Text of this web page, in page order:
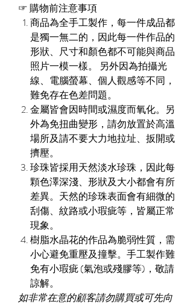
☞購物前注意事項
商品為全手工製作，每一件成品都
是獨一無二的，因此每一件作品的
形狀、尺寸和顏色都不可能與商品
照片一模一樣。 另外因為拍攝光
線、電腦螢幕、個人觀感等不同，
難免存在色差問題。
金屬皆會因時間或濕度而氧化。另
外為免扭曲變形，請勿放置於高溫
場所及請不要大力地拉址、扳開或
擠壓。
珍珠皆採用天然淡水珍珠，因此每
顆色澤深淺、形狀及大小都會有所
差異。天然的珍珠表面會有細微的
刮傷、紋路或小瑕疵等，皆屬正常
現象。
樹脂水晶花的作品為脆弱性質，需
小心避免重壓及撞擊。手工製作難
免有小瑕疵 (氣泡或殘膠等)，敬請
諒解。
如非常在意的顧客請勿購買或可先向